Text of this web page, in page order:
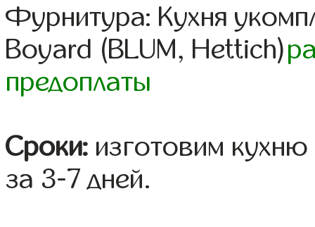
Фурнитура: Кухня
Boyard (BLUM, Hettich)
предоплаты
Сроки: изготовим
за 3-7 дней.